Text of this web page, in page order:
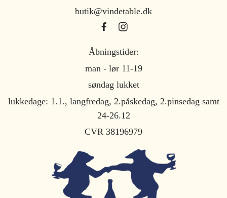
butik@vindetable.dk
Åbningstider:
man - lør 11-19
søndag lukket
lukkedage: 1.1., langfredag, 2.påskedag, 2.pinsedag samt
24-26.12
CVR 38196979